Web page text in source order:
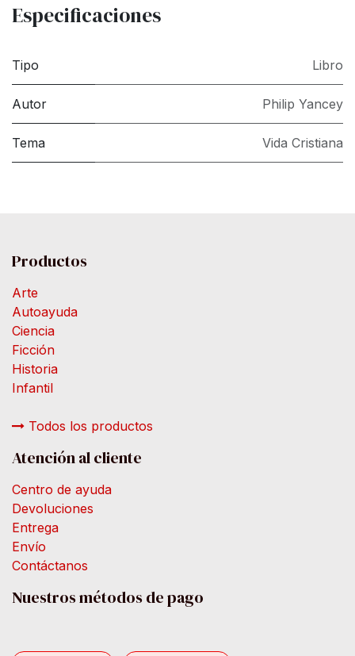
Especificaciones
Tipo Libro
Autor Philip Yancey
Tema Vida Cristiana
Productos
Arte
Autoayuda
Ciencia
Ficción
Historia
Infantil
Todos los productos
Atención al cliente
Centro de ayuda
Devoluciones
Entrega
Envío
Contáctanos
Nuestros métodos de pago